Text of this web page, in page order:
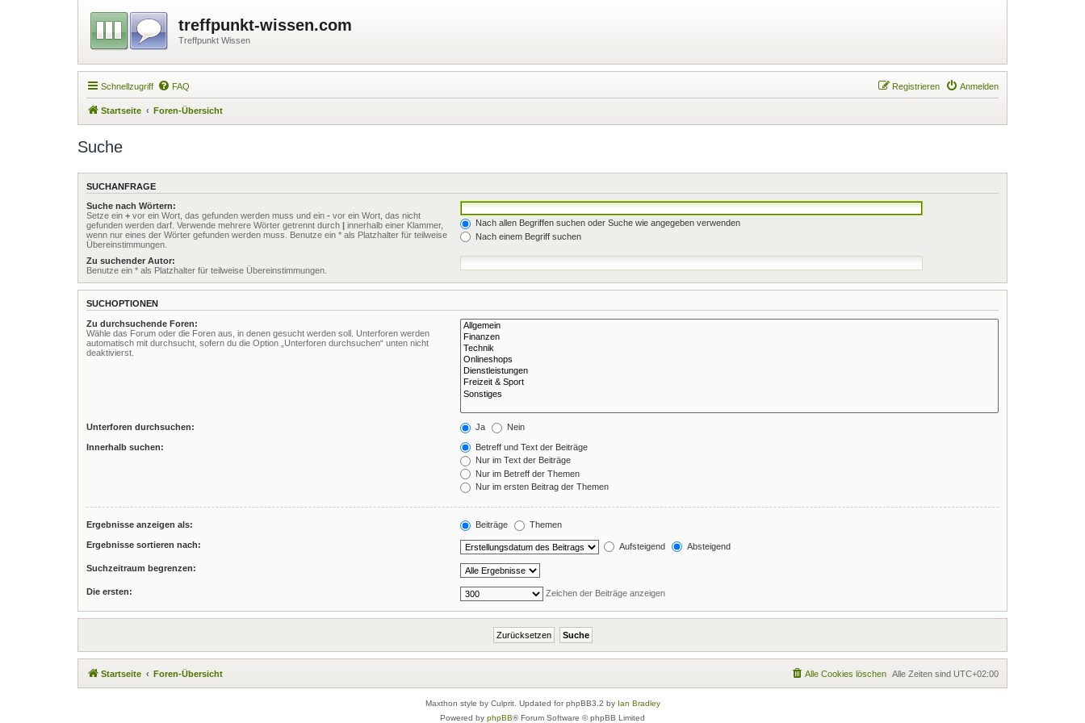
treffpunkt-wissen.com
Treffpunkt Wissen
Schnellzugriff FAQ Anmelden
Registrieren
Startseite Foren-Übersicht
Suche
SUCHANFRAGE
Suche nach Wörtern:
Setze ein + vor ein Wort, das gefunden werden muss und ein - vor ein Wort, das nicht
gefunden werden darf. Verwende mehrere Wörter getrennt durch | innerhalb einer Klammer,
wenn nur eines der Wörter gefunden werden muss. Benutze ein * als Platzhalter für teilweise
Übereinstimmungen.
Nach allen Begriffen suchen oder Suche wie angegeben verwenden
Nach einem Begriff suchen
Zu suchender Autor:
Benutze ein * als Platzhalter für teilweise Übereinstimmungen.
SUCHOPTIONEN
Zu durchsuchende Foren:
Wähle das Forum oder die Foren aus, in denen gesucht werden soll. Unterforen werden
automatisch mit durchsucht, sofern du die Option „Unterforen durchsuchen“ unten nicht
deaktivierst.
Unterforen durchsuchen: Ja Nein
Innerhalb suchen:
Betreff und Text der Beiträge
Nur im Text der Beiträge
Nur im Betreff der Themen
Nur im ersten Beitrag der Themen
Ergebnisse anzeigen als: Beiträge Themen
Ergebnisse sortieren nach: Aufsteigend Absteigend
Suchzeitraum begrenzen:
Die ersten: Zeichen der Beiträge anzeigen
Startseite Foren-Übersicht Alle Zeiten sind UTC+02:00
Alle Cookies löschen
Maxthon style by Culprit. Updated for phpBB3.2 by Ian Bradley
Powered by phpBB® Forum Software © phpBB Limited